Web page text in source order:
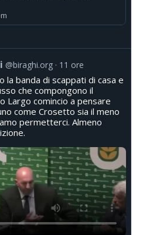
@biraghi.org 11 ore
la banda di scappati di casa e
che compongono il
Largo comincio a pensare
come Crosetto sia il meno
permetterci. Almeno